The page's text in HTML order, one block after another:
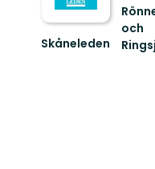
Skåneleden
och